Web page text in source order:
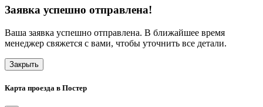
Заявка успешно отправлена!
Ваша заявка успешно отправлена. В ближайшее время
менеджер свяжется с вами, чтобы уточнить все детали.
Закрыть
Карта проезда в Постер